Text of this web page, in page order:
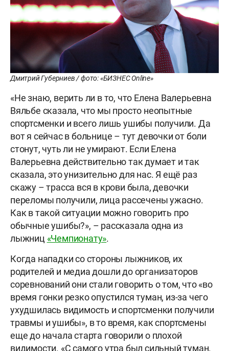
Дмитрий Губерниев / фото: «БИЗНЕС Online»
«Не знаю, верить ли в то, что Елена Валерьевна
Вяльбе сказала, что мы просто неопытные
спортсменки и всего лишь ушибы получили. Да
вот я сейчас в больнице – тут девочки от боли
стонут, чуть ли не умирают. Если Елена
Валерьевна действительно так думает и так
сказала, это унизительно для нас. Я ещё раз
скажу – трасса вся в крови была, девочки
переломы получили, лица рассечены ужасно.
Как в такой ситуации можно говорить про
обычные ушибы?», – рассказала одна из
лыжниц «Чемпионату».
Когда нападки со стороны лыжников, их
родителей и медиа дошли до организаторов
соревнований они стали говорить о том, что «во
время гонки резко опустился туман, из-за чего
ухудшилась видимость и спортсменки получили
травмы и ушибы», в то время, как спортсмены
еще до начала старта говорили о плохой
видимости. «С самого утра был сильный туман.